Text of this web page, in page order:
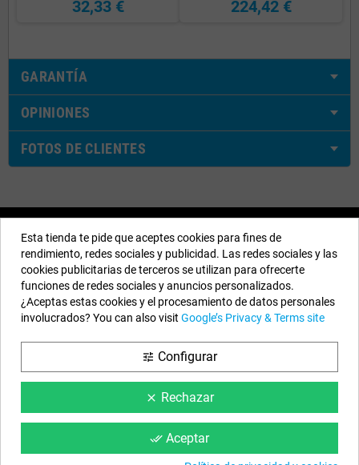
32,33 € 224,42 €
GARANTÍA
OPINIONES
FOTOS DE CLIENTES
Nuestros Datos
EYAROC COMPANY SL (ESB06590913)
Llámanos ahora:924.951.204
Horario: Lunes a Viernes: 9h a 14h y 15h a 18h
Síguenos
Instagram
Esta tienda te pide que aceptes cookies para fines de
rendimiento, redes sociales y publicidad. Las redes sociales y las
cookies publicitarias de terceros se utilizan para ofrecerte
funciones de redes sociales y anuncios personalizados.
¿Aceptas estas cookies y el procesamiento de datos personales
involucrados? You can also visit Google’s Privacy & Terms site
tune Configurar
clear Rechazar
done_all Aceptar